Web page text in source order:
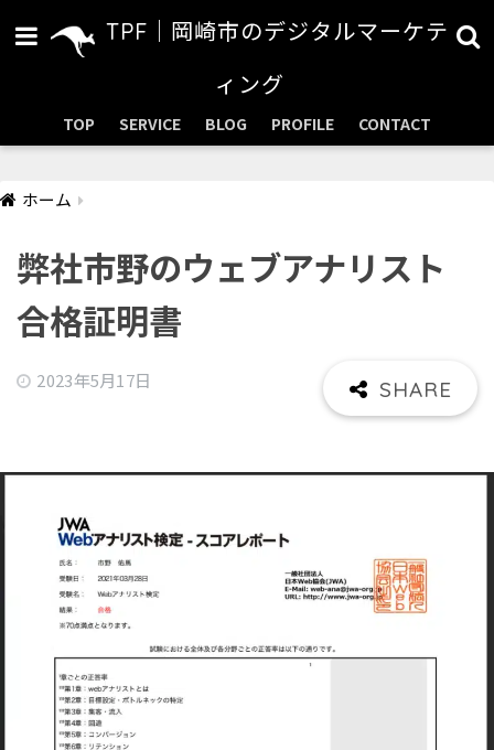
TPF｜岡崎市のデジタルマーケテ
ィング
TOP SERVICE BLOG PROFILE CONTACT
ホーム
弊社市野のウェブアナリスト
合格証明書
2023年5月17日